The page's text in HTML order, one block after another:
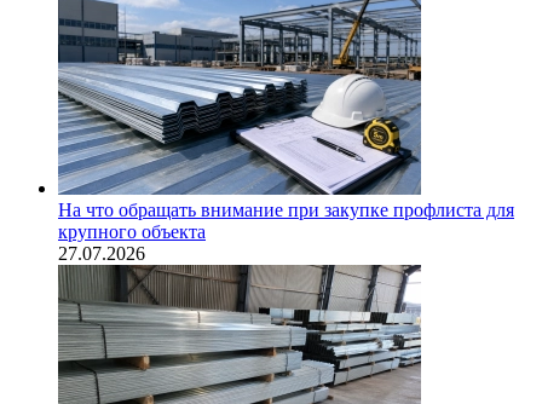
На что обращать внимание при закупке профлиста для
крупного объекта
27.07.2026